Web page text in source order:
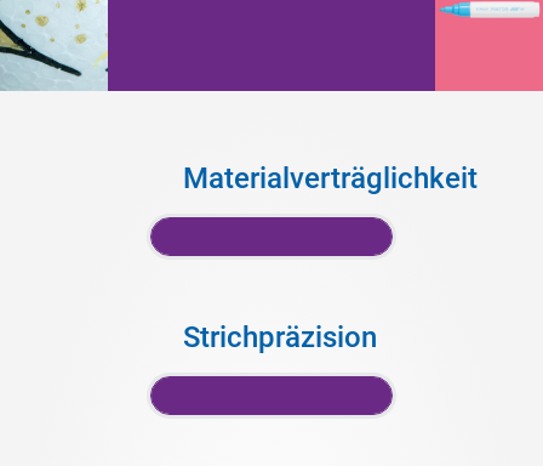
Materialverträglichkeit
Strichpräzision